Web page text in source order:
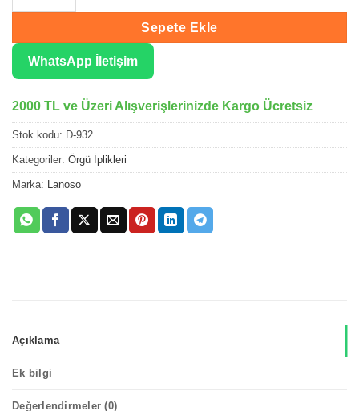
Sepete Ekle
WhatsApp İletişim
2000 TL ve Üzeri Alışverişlerinizde Kargo Ücretsiz
Stok kodu: D-932
Kategoriler: Örgü İplikleri
Marka: Lanoso
Açıklama
Ek bilgi
Değerlendirmeler (0)